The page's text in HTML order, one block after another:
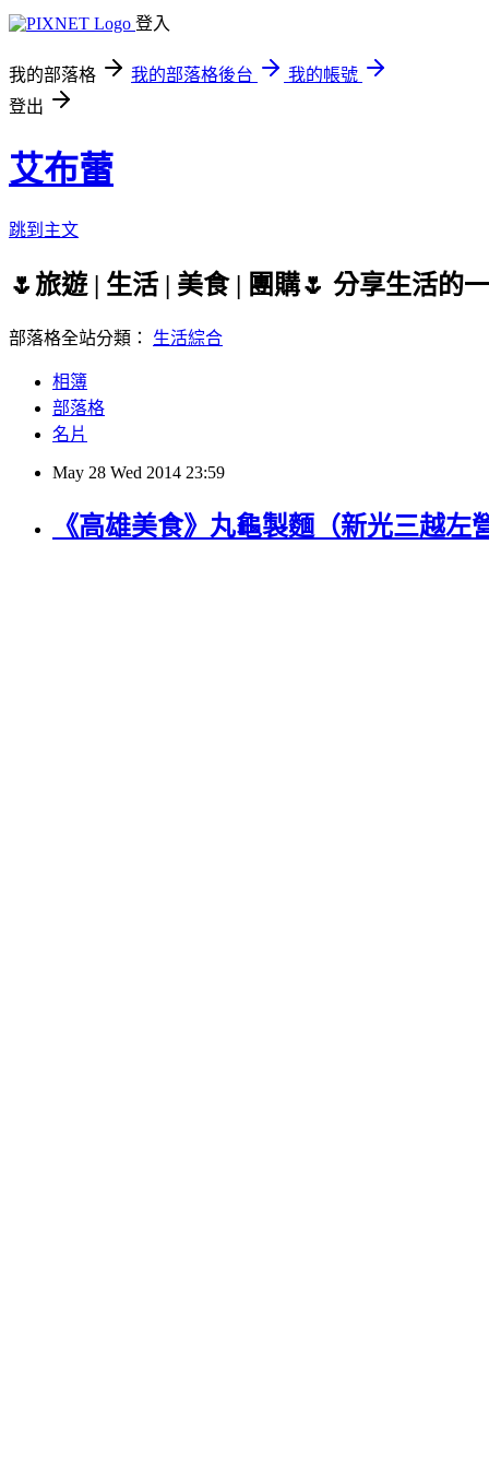
登入
我的部落格 我的部落格後台
我的帳號
登出
艾布蕾
跳到主文
🌷旅遊 | 生活 | 美食 | 團購🌷 分享生活的
部落格全站分類： 生活綜合
相簿
部落格
名片
May 28 Wed 2014 23:59
《高雄美食》丸龜製麵（新光三越